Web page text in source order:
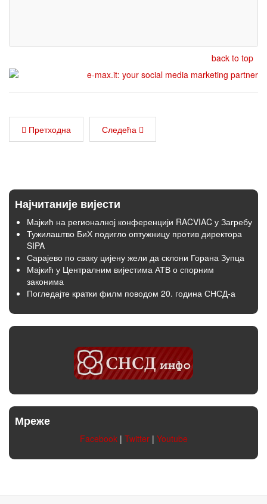
back to top
Претходна Следећа
Најчитаније вијести
Мајкић на регионалној конференцији RACVIAC у Загребу
Тужилаштво БиХ подигло оптужницу против директора
SIPA
Сарајево по сваку цијену жели да склони Горана Зупца
Мајкић у Централним вијестима АТВ о спорним
законима
Погледајте кратки филм поводом 20. година СНСД-а
Мреже
Facebook| Twitter| Youtube